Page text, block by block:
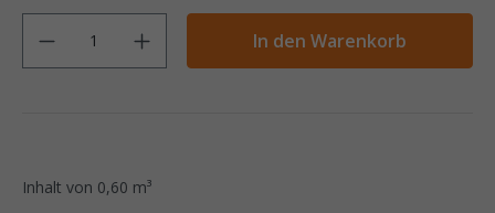
Anzahl
In den Warenkorb
Inhalt von 0,60 m³